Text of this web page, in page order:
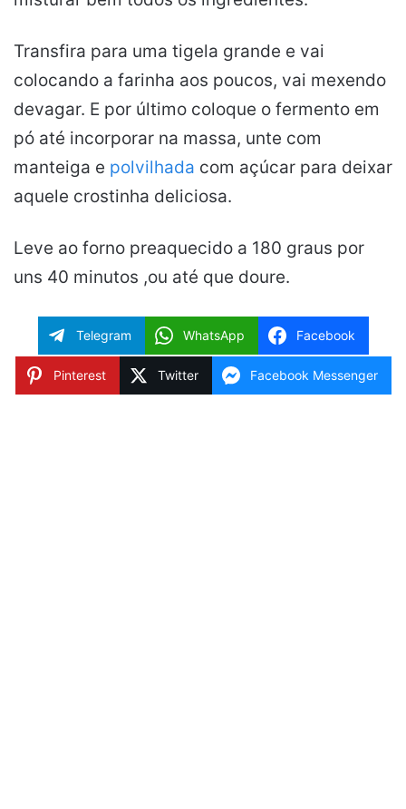
Transfira para uma tigela grande e vai
colocando a farinha aos poucos, vai mexendo
devagar. E por último coloque o fermento em
pó até incorporar na massa, unte com
manteiga e polvilhada com açúcar para deixar
aquele crostinha deliciosa.
Leve ao forno preaquecido a 180 graus por
uns 40 minutos ,ou até que doure.
Telegram WhatsApp Facebook
Pinterest Twitter Facebook Messenger